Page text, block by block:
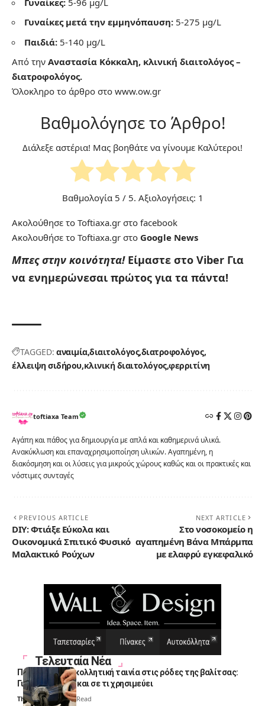
Γυναίκες μετά την εμμηνόπαυση: 5-275 μg/L
Παιδιά: 5-140 μg/L
Από την Αναστασία Κόκκαλη, κλινική διαιτολόγος –
διατροφολόγος.
Όλοκληρο το άρθρο στο www.ow.gr
Βαθμολόγησε το Άρθρο!
Διάλεξε αστέρια! Μας βοηθάτε να γίνουμε Καλύτεροι!
Βαθμολογία 5 / 5. Αξιολογήσεις: 1
Ακολούθησε το Toftiaxa.gr στο facebook
Ακολουθήσε το Toftiaxa.gr στο Google News
Μπες στην κοινότητα! Είμαστε στο Viber Για
να ενημερώνεσαι πρώτος για τα πάντα!
TAGGED: αναιμίαδιαιτολόγος διατροφολόγος
έλλειψη σιδήρου κλινική διαιτολόγοςφερριτίνη
toftiaxa Team
Αγάπη και πάθος για δημιουργία με απλά και καθημερινά υλικά.
Ανακύκλωση και επαναχρησιμοποίηση υλικών. Αγαπημένη, η
διακόσμηση και οι λύσεις για μικρούς χώρους καθώς και οι πρακτικές και
νόστιμες συνταγές
PREVIOUS ARTICLE
DIY: Φτιάξε Εύκολα και
Οικονομικά Σπιτικό Φυσικό
Μαλακτικό Ρούχων
NEXT ARTICLE
Στο νοσοκομείο η
αγαπημένη Βάνα Μπάρμπα
με ελαφρύ εγκεφαλικό
Τελευταία Νέα
Πολλοί βάζουν κολλητική ταινία στις ρόδες της βαλίτσας:
Γιατί το κάνουν και σε τι χρησιμεύει
Thali Ombre 4 Min Read